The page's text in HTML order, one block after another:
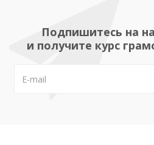
Подпишитесь на
и получите курс